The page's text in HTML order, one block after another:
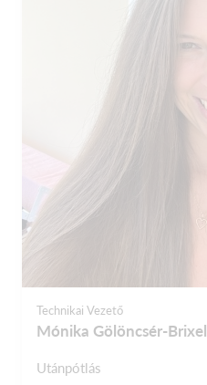
Technikai Vezető
Mónika Gölöncsér-Brixel
Utánpótlás